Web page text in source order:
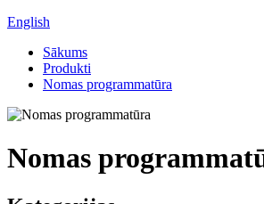
English
Sākums
Produkti
Nomas programmatūra
Nomas